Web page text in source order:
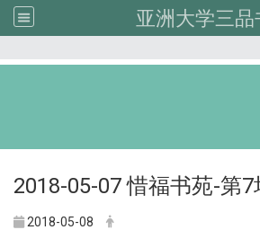
亚洲大学三品
2018-05-07 惜福书苑-第
2018-05-08